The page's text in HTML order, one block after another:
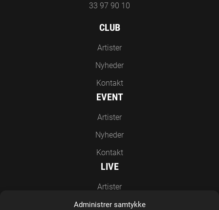
Administrer samtykke
33 97 90 10
CLUB
Artister
Nyheder
Kontakt
EVENT
Artister
Nyheder
Kontakt
LIVE
Artister
Nyheder